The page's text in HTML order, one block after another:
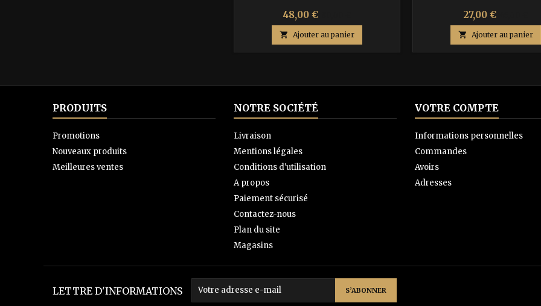
Prix
48,00 €
base
 Ajouter au panier
Prix
27,00 €
base
 Ajouter au panier
PRODUITS
Promotions
Nouveaux produits
Meilleures ventes
NOTRE SOCIÉTÉ
Livraison
Mentions légales
Conditions d'utilisation
A propos
Paiement sécurisé
Contactez-nous
Plan du site
Magasins
VOTRE COMPTE
Informations personnelles
Commandes
Avoirs
Adresses
LETTRE D'INFORMATIONS